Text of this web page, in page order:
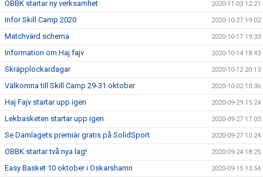
OBBK startar ny verksamhet 2020-11-03 12:21
Inför Skill Camp 2020 2020-10-27 19:02
Matchvärd schema 2020-10-17 19:33
Information om Haj fajv 2020-10-14 18:43
Skräpplockardagar 2020-10-12 20:13
Välkomna till Skill Camp 29-31 oktober 2020-10-02 10:36
Haj Fajv startar upp igen 2020-09-29 15:24
Lekbasketen startar upp igen 2020-09-27 17:03
Se Damlagets premiär gratis på SolidSport 2020-09-27 10:24
OBBK startar två nya lag! 2020-09-24 18:25
Easy Basket 10 oktober i Oskarshamn 2020-09-15 13:54